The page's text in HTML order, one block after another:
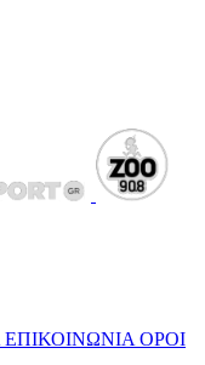
ΕΠΙΚΟΙΝΩΝΙΑ ΟΡΟΙ